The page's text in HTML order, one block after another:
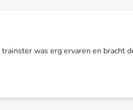
was erg ervaren en bracht